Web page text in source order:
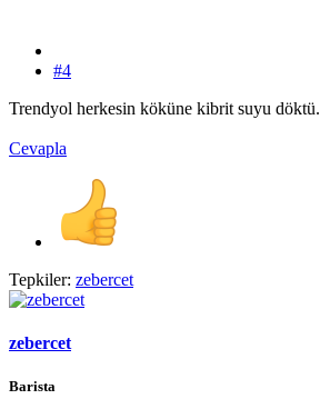
#4
Trendyol herkesin köküne kibrit suyu döktü.
Cevapla
Tepkiler: zebercet
zebercet
Barista